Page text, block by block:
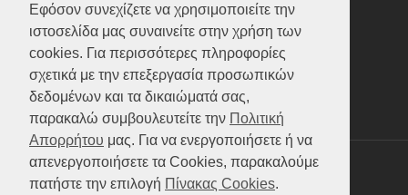
Εφόσον συνεχίζετε να χρησιμοποιείτε την
ιστοσελίδα μας συναινείτε στην χρήση των
cookies. Για περισσότερες πληροφορίες
σχετικά με την επεξεργασία προσωπικών
δεδομένων και τα δικαιώματά σας,
παρακαλώ συμβουλευτείτε την Πολιτική
Απορρήτου μας. Για να ενεργοποιήσετε ή να
απενεργοποιήσετε τα Cookies, παρακαλούμε
πατήστε την επιλογή Πίνακας Cookies.
Test ride
Επικοινωνία
Service
Κατάλογος
FAQ
SOCIAL MEDIA